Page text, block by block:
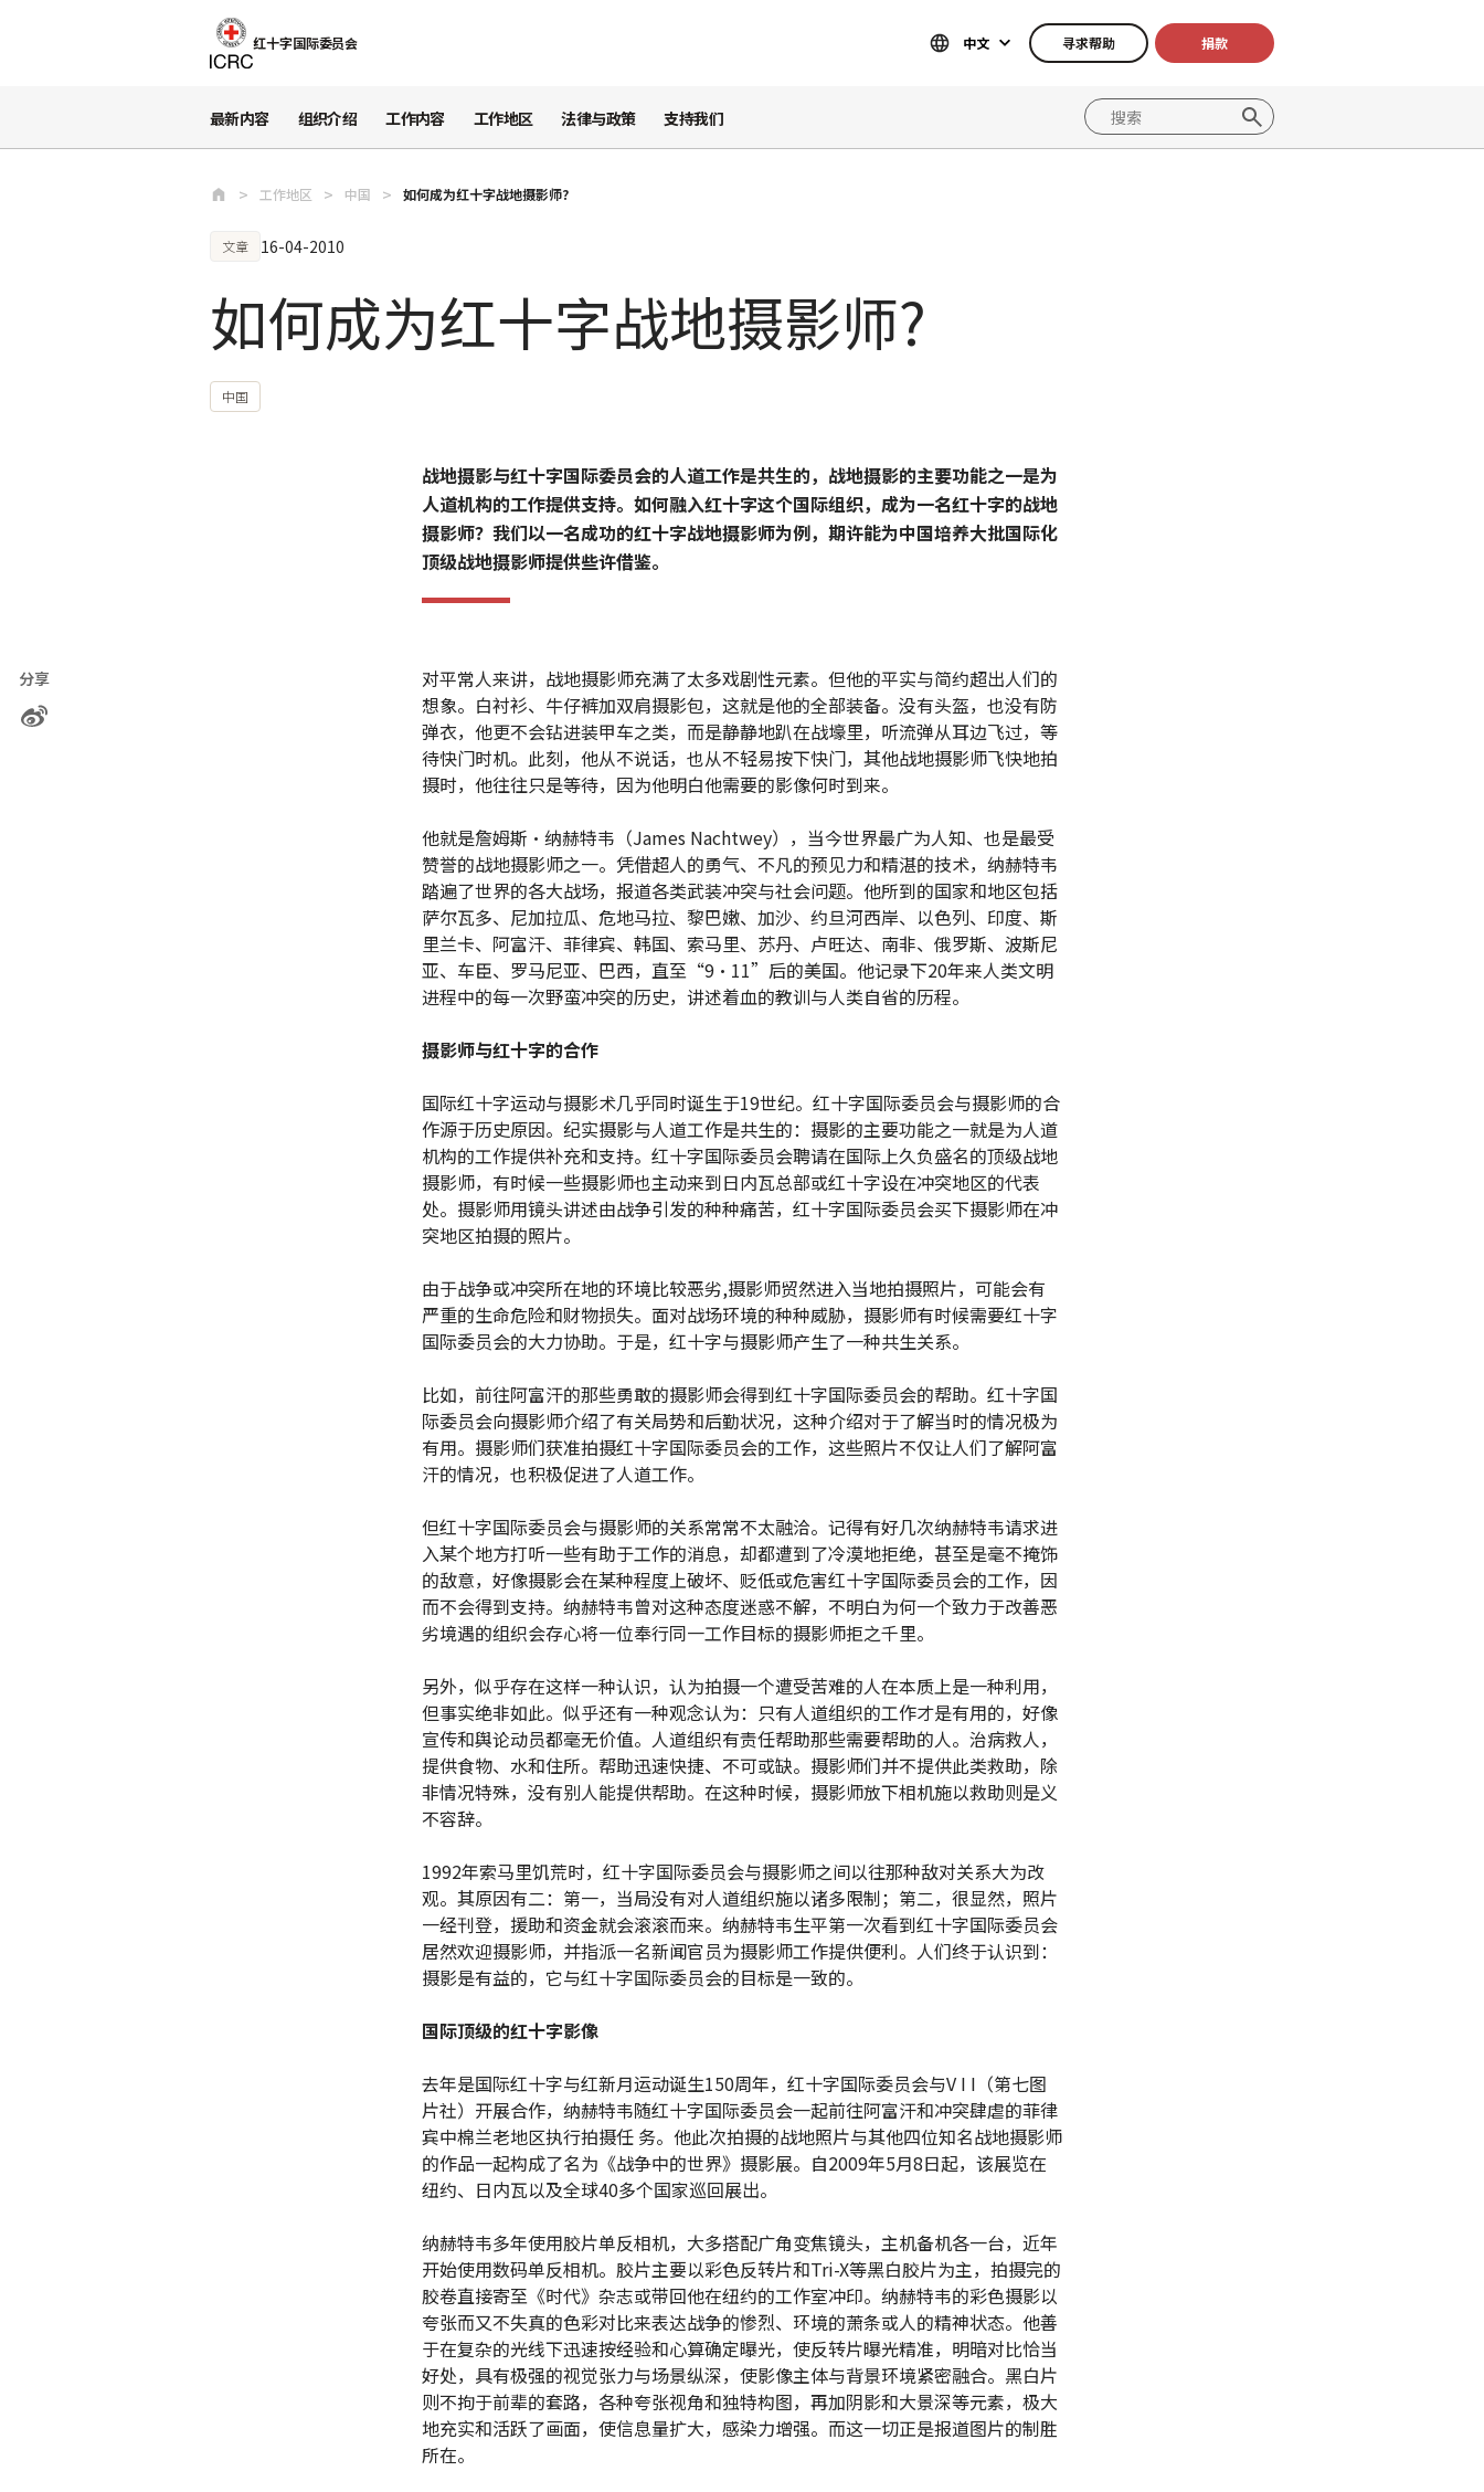
红十字国际委员会 中文 寻求帮助 捐款
最新内容 组织介绍 工作内容 工作地区 法律与政策 支持我们
工作地区 中国 如何成为红十字战地摄影师?
文章 16-04-2010
如何成为红十字战地摄影师?
中国
战地摄影与红十字国际委员会的人道工作是共生的，战地摄影的主要功能之一是为
人道机构的工作提供支持。如何融入红十字这个国际组织，成为一名红十字的战地
摄影师？我们以一名成功的红十字战地摄影师为例，期许能为中国培养大批国际化
顶级战地摄影师提供些许借鉴。
分享
对平常人来讲，战地摄影师充满了太多戏剧性元素。但他的平实与简约超出人们的
想象。白衬衫、牛仔裤加双肩摄影包，这就是他的全部装备。没有头盔，也没有防
弹衣，他更不会钻进装甲车之类，而是静静地趴在战壕里，听流弹从耳边飞过，等
待快门时机。此刻，他从不说话，也从不轻易按下快门，其他战地摄影师飞快地拍
摄时，他往往只是等待，因为他明白他需要的影像何时到来。
他就是詹姆斯•纳赫特韦（James Nachtwey），当今世界最广为人知、也是最受
赞誉的战地摄影师之一。凭借超人的勇气、不凡的预见力和精湛的技术，纳赫特韦
踏遍了世界的各大战场，报道各类武装冲突与社会问题。他所到的国家和地区包括
萨尔瓦多、尼加拉瓜、危地马拉、黎巴嫩、加沙、约旦河西岸、以色列、印度、斯
里兰卡、阿富汗、菲律宾、韩国、索马里、苏丹、卢旺达、南非、俄罗斯、波斯尼
亚、车臣、罗马尼亚、巴西，直至“9•11”后的美国。他记录下20年来人类文明
进程中的每一次野蛮冲突的历史，讲述着血的教训与人类自省的历程。
摄影师与红十字的合作
国际红十字运动与摄影术几乎同时诞生于19世纪。红十字国际委员会与摄影师的合
作源于历史原因。纪实摄影与人道工作是共生的：摄影的主要功能之一就是为人道
机构的工作提供补充和支持。红十字国际委员会聘请在国际上久负盛名的顶级战地
摄影师，有时候一些摄影师也主动来到日内瓦总部或红十字设在冲突地区的代表
处。摄影师用镜头讲述由战争引发的种种痛苦，红十字国际委员会买下摄影师在冲
突地区拍摄的照片。
由于战争或冲突所在地的环境比较恶劣,摄影师贸然进入当地拍摄照片，可能会有
严重的生命危险和财物损失。面对战场环境的种种威胁，摄影师有时候需要红十字
国际委员会的大力协助。于是，红十字与摄影师产生了一种共生关系。
比如，前往阿富汗的那些勇敢的摄影师会得到红十字国际委员会的帮助。红十字国
际委员会向摄影师介绍了有关局势和后勤状况，这种介绍对于了解当时的情况极为
有用。摄影师们获准拍摄红十字国际委员会的工作，这些照片不仅让人们了解阿富
汗的情况，也积极促进了人道工作。
但红十字国际委员会与摄影师的关系常常不太融洽。记得有好几次纳赫特韦请求进
入某个地方打听一些有助于工作的消息，却都遭到了冷漠地拒绝，甚至是毫不掩饰
的敌意，好像摄影会在某种程度上破坏、贬低或危害红十字国际委员会的工作，因
而不会得到支持。纳赫特韦曾对这种态度迷惑不解，不明白为何一个致力于改善恶
劣境遇的组织会存心将一位奉行同一工作目标的摄影师拒之千里。
另外，似乎存在这样一种认识，认为拍摄一个遭受苦难的人在本质上是一种利用，
但事实绝非如此。似乎还有一种观念认为：只有人道组织的工作才是有用的，好像
宣传和舆论动员都毫无价值。人道组织有责任帮助那些需要帮助的人。治病救人，
提供食物、水和住所。帮助迅速快捷、不可或缺。摄影师们并不提供此类救助，除
非情况特殊，没有别人能提供帮助。在这种时候，摄影师放下相机施以救助则是义
不容辞。
1992年索马里饥荒时，红十字国际委员会与摄影师之间以往那种敌对关系大为改
观。其原因有二：第一，当局没有对人道组织施以诸多限制；第二，很显然，照片
一经刊登，援助和资金就会滚滚而来。纳赫特韦生平第一次看到红十字国际委员会
居然欢迎摄影师，并指派一名新闻官员为摄影师工作提供便利。人们终于认识到：
摄影是有益的，它与红十字国际委员会的目标是一致的。
国际顶级的红十字影像
去年是国际红十字与红新月运动诞生150周年，红十字国际委员会与V I I（第七图
片社）开展合作，纳赫特韦随红十字国际委员会一起前往阿富汗和冲突肆虐的菲律
宾中棉兰老地区执行拍摄任 务。他此次拍摄的战地照片与其他四位知名战地摄影师
的作品一起构成了名为《战争中的世界》摄影展。自2009年5月8日起，该展览在
纽约、日内瓦以及全球40多个国家巡回展出。
纳赫特韦多年使用胶片单反相机，大多搭配广角变焦镜头，主机备机各一台，近年
开始使用数码单反相机。胶片主要以彩色反转片和Tri-X等黑白胶片为主，拍摄完的
胶卷直接寄至《时代》杂志或带回他在纽约的工作室冲印。纳赫特韦的彩色摄影以
夸张而又不失真的色彩对比来表达战争的惨烈、环境的萧条或人的精神状态。他善
于在复杂的光线下迅速按经验和心算确定曝光，使反转片曝光精准，明暗对比恰当
好处，具有极强的视觉张力与场景纵深，使影像主体与背景环境紧密融合。黑白片
则不拘于前辈的套路，各种夸张视角和独特构图，再加阴影和大景深等元素，极大
地充实和活跃了画面，使信息量扩大，感染力增强。而这一切正是报道图片的制胜
所在。